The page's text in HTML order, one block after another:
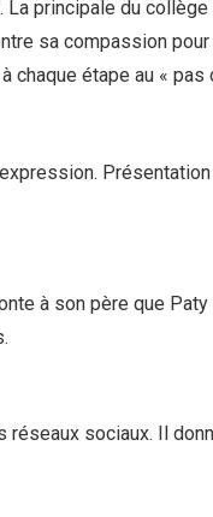
La principale du
sa compassion
chaque étape au «
à son père que
réseaux sociaux. Il